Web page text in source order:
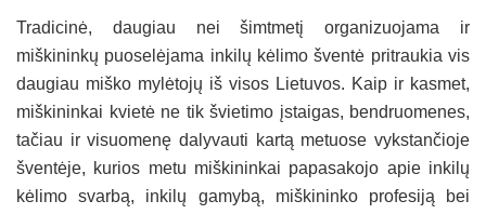
Tradicinė, daugiau nei šimtmetį organizuojama ir
miškininkų puoselėjama inkilų kėlimo šventė pritraukia vis
daugiau miško mylėtojų iš visos Lietuvos. Kaip ir kasmet,
miškininkai kvietė ne tik švietimo įstaigas, bendruomenes,
tačiau ir visuomenę dalyvauti kartą metuose vykstančioje
šventėje, kurios metu miškininkai papasakojo apie inkilų
kėlimo svarbą, inkilų gamybą, miškininko profesiją bei